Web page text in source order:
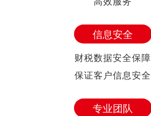
信息安全
财税数据安全保障
保证客户信息安全
专业团队